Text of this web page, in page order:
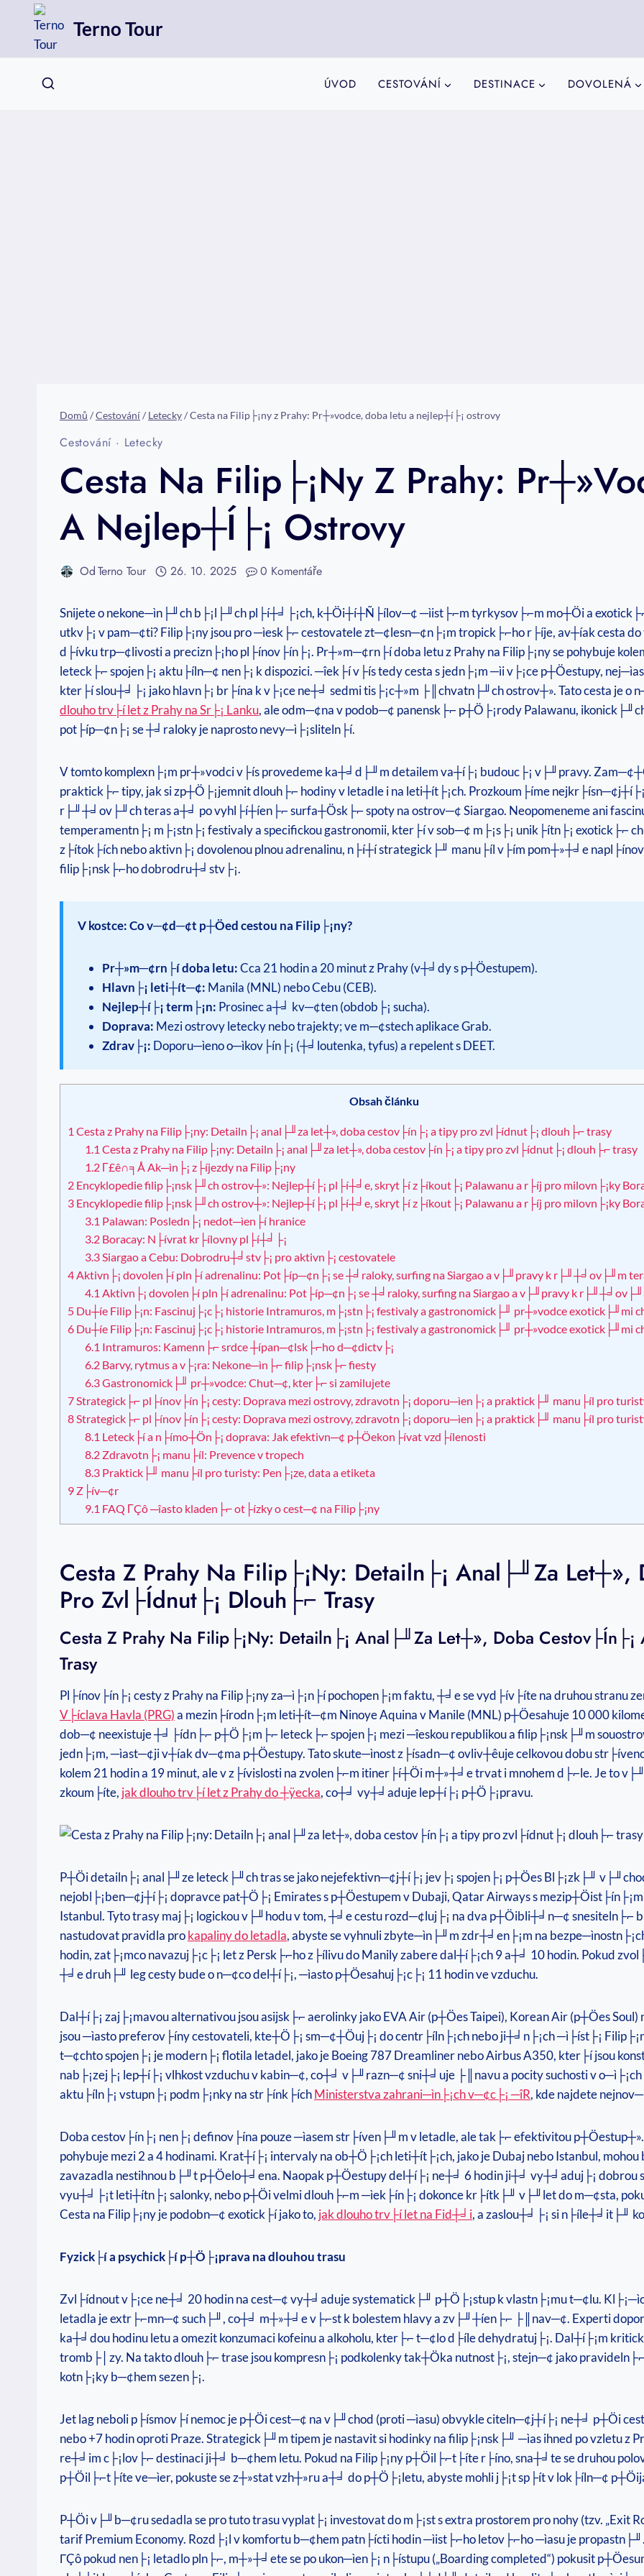
Přeskočit
Terno Tour
ÚVOD CESTOVÁNÍ DESTINACE DOVOLENÁ
Domů /Cestování/ Letecky/Cesta na Filip├¡ny z Prahy: Pr┼»vodce, doba letu a nejlep┼í├¡ ostrovy
Cestování · Letecky
Cesta Na Filip├¡ny Z Prahy:
A Nejlep┼í├¡ Ostrovy
OdTerno Tour 26. 10. 2025 0 Komentáře
Snijete o nekone─ìn├╜ch b├¡l├╜ch pl├í┼╛├¡ch, k┼Öi┼í┼Ñ├ílov─¢ ─ìist├⌐m tyrkysov├⌐m mo┼Öi a
utkv├¡ v pam─¢ti? Filip├¡ny jsou pro ─ìesk├⌐ cestovatele zt─¢lesn─¢n├¡m tropick├⌐ho r├íje, av┼íak cesta
d├ívku trp─¢livosti a precizn├¡ho pl├ínov├ín├¡. Pr┼»m─¢rn├í doba letu z Prahy na Filip├¡ny se pohybuje
leteck├⌐ spojen├¡ aktu├íln─¢ nen├¡ k dispozici. ─îek├í v├ís tedy cesta s jedn├¡m ─ìi v├¡ce p┼Öestupy,
kter├í slou┼╛├¡ jako hlavn├¡ br├ína k v├¡ce ne┼╛ sedmi tis├¡c┼»m ├║chvatn├╜ch ostrov┼». Tato cesta je
dlouho trv├í let z Prahy na Sr├¡ Lanku, ale odm─¢na v podob─¢ panensk├⌐ p┼Ö├¡rody Palawanu,
pot├íp─¢n├¡ se ┼╛raloky je naprosto nevy─ì├¡sliteln├í.
V tomto komplexn├¡m pr┼»vodci v├ís provedeme ka┼╛d├╜m detailem va┼í├¡ budouc├¡ v├╜pravy.
praktick├⌐ tipy, jak si zp┼Ö├¡jemnit dlouh├⌐ hodiny v letadle i na leti┼ít├¡ch. Prozkoum├íme
r├╜┼╛ov├╜ch teras a┼╛ po vyhl├í┼íen├⌐ surfa┼Ösk├⌐ spoty na ostrov─¢ Siargao. Neopomeneme ani
temperamentn├¡ m├¡stn├¡ festivaly a specifickou gastronomii, kter├í v sob─¢ m├¡s├¡ unik├ítn├¡
z├ítok├ích nebo aktivn├¡ dovolenou plnou adrenalinu, n├í┼í strategick├╜ manu├íl v├ím pom┼»┼╛e
filip├¡nsk├⌐ho dobrodru┼╛stv├¡.
V kostce: Co v─¢d─¢t p┼Öed cestou na Filip├¡ny?
Pr┼»m─¢rn├í doba letu:Cca 21 hodin a 20 minut z Prahy (v┼╛dy s p┼Öestupem).
Hlavn├¡ leti┼ít─¢: Manila (MNL) nebo Cebu (CEB).
Nejlep┼í├¡ term├¡n: Prosinec a┼╛ kv─¢ten (obdob├¡ sucha).
Doprava: Mezi ostrovy letecky nebo trajekty; ve m─¢stech aplikace Grab.
Zdrav├¡: Doporu─ìeno o─ìkov├ín├¡ (┼╛loutenka, tyfus) a repelent s DEET.
Obsah článku
1 Cesta z Prahy na Filip├¡ny: Detailn├¡ anal├╜za let┼», doba cestov├ín├¡ a tipy pro zvl├ídnut├¡ dlouh├⌐ trasy
1.1 Cesta z Prahy na Filip├¡ny: Detailn├¡ anal├╜za let┼», doba cestov├ín├¡ a tipy pro zvl├ídnut├¡ dlouh├⌐ trasy
1.2 Γ£ê∩╕Å Ak─ìn├¡ z├íjezdy na Filip├¡ny
2 Encyklopedie filip├¡nsk├╜ch ostrov┼»: Nejlep┼í├¡ pl├í┼╛e, skryt├í z├íkout├¡ Palawanu a r├íj pro milovn├¡ky
3 Encyklopedie filip├¡nsk├╜ch ostrov┼»: Nejlep┼í├¡ pl├í┼╛e, skryt├í z├íkout├¡ Palawanu a r├íj pro milovn├¡ky
3.1 Palawan: Posledn├¡ nedot─ìen├í hranice
3.2 Boracay: N├ívrat kr├ílovny pl├í┼╛├¡
3.3 Siargao a Cebu: Dobrodru┼╛stv├¡ pro aktivn├¡ cestovatele
4 Aktivn├¡ dovolen├í pln├í adrenalinu: Pot├íp─¢n├¡ se ┼╛raloky, surfing na Siargao a v├╜pravy k r├╜┼╛ov├╜m
4.1 Aktivn├¡ dovolen├í pln├í adrenalinu: Pot├íp─¢n├¡ se ┼╛raloky, surfing na Siargao a v├╜pravy k
5 Du┼íe Filip├¡n: Fascinuj├¡c├¡ historie Intramuros, m├¡stn├¡ festivaly a gastronomick├╜ pr┼»vodce exotick├╜mi
6 Du┼íe Filip├¡n: Fascinuj├¡c├¡ historie Intramuros, m├¡stn├¡ festivaly a gastronomick├╜ pr┼»vodce exotick├╜mi
6.1 Intramuros: Kamenn├⌐ srdce ┼ípan─¢lsk├⌐ho d─¢dictv├¡
6.2 Barvy, rytmus a v├¡ra: Nekone─ìn├⌐ filip├¡nsk├⌐ fiesty
6.3Gastronomick├╜ pr┼»vodce: Chut─¢, kter├⌐ si zamilujete
7 Strategick├⌐ pl├ínov├ín├¡ cesty: Doprava mezi ostrovy, zdravotn├¡ doporu─ìen├¡ a praktick├╜ manu├íl pro
8 Strategick├⌐ pl├ínov├ín├¡ cesty: Doprava mezi ostrovy, zdravotn├¡ doporu─ìen├¡ a praktick├╜ manu├íl pro
8.1 Leteck├í a n├ímo┼Ön├¡ doprava: Jak efektivn─¢ p┼Öekon├ívat vzd├ílenosti
8.2 Zdravotn├¡ manu├íl: Prevence v tropech
8.3 Praktick├╜ manu├íl pro turisty: Pen├¡ze, data a etiketa
9 Z├ív─¢r
9.1 FAQ ΓÇô ─îasto kladen├⌐ ot├ízky o cest─¢ na Filip├¡ny
Cesta Z Prahy Na Filip├¡ny: Detailn├¡ Anal├╜za Let┼»,
Pro Zvl├ídnut├¡ Dlouh├⌐ Trasy
Cesta Z Prahy Na Filip├¡ny: Detailn├¡ Anal├╜za Let┼», Doba
Trasy
Pl├ínov├ín├¡ cesty z Prahy na Filip├¡ny za─ì├¡n├í pochopen├¡m faktu, ┼╛e se vyd├ív├íte na druhou stranu
V├íclava Havla (PRG)a mezin├írodn├¡m leti┼ít─¢m Ninoye Aquina v Manile (MNL) p┼Öesahuje 10 000
dob─¢ neexistuje ┼╛├ídn├⌐ p┼Ö├¡m├⌐ leteck├⌐ spojen├¡ mezi ─îeskou republikou a filip├¡nsk├╜m
jedn├¡m, ─ìast─¢ji v┼íak dv─¢ma p┼Öestupy. Tato skute─ìnost z├ísadn─¢ ovliv┼êuje celkovou dobu
kolem 21 hodin a 19 minut, ale v z├ívislosti na zvolen├⌐m itiner├í┼Öi m┼»┼╛e trvat i mnohem d├⌐le. Je to
zkoum├íte, jak dlouho trv├í let z Prahy do ┼ÿecka, co┼╛ vy┼╛aduje lep┼í├¡ p┼Ö├¡pravu.
P┼Öi detailn├¡ anal├╜ze leteck├╜ch tras se jako nejefektivn─¢j┼í├¡ jev├¡ spojen├¡ p┼Öes Bl├¡zk├╜
nejobl├¡ben─¢j┼í├¡ dopravce pat┼Ö├¡ Emirates s p┼Öestupem v Dubaji, Qatar Airways s
Istanbul. Tyto trasy maj├¡ logickou v├╜hodu v tom, ┼╛e cestu rozd─¢luj├¡ na dva p┼Öibli┼╛n─¢ snesiteln├⌐
nastudovat pravidla prokapaliny do letadla, abyste se vyhnuli zbyte─ìn├╜m zdr┼╛en├¡m na
hodin, zat├¡mco navazuj├¡c├¡ let z Persk├⌐ho z├ílivu do Manily zabere dal┼í├¡ch 9 a┼╛ 10 hodin. Pokud
┼╛e druh├╜ leg cesty bude o n─¢co del┼í├¡, ─ìasto p┼Öesahuj├¡c├¡ 11 hodin ve vzduchu.
Dal┼í├¡ zaj├¡mavou alternativou jsou asijsk├⌐ aerolinky jako EVA Air (p┼Öes Taipei), Korean Air (p┼Öes
jsou ─ìasto preferov├íny cestovateli, kte┼Ö├¡ sm─¢┼Öuj├¡ do centr├íln├¡ch nebo ji┼╛n├¡ch ─ì├íst├¡
t─¢chto spojen├¡ je modern├¡ flotila letadel, jako je Boeing 787 Dreamliner nebo Airbus A350, kter├í jsou
nab├¡zej├¡ lep┼í├¡ vlhkost vzduchu v kabin─¢, co┼╛ v├╜razn─¢ sni┼╛uje ├║navu a pocity suchosti v
aktu├íln├¡ vstupn├¡ podm├¡nky na str├ínk├íchMinisterstva zahrani─ìn├¡ch v─¢c├¡ ─îR, kde najdete
Doba cestov├ín├¡ nen├¡ definov├ína pouze ─ìasem str├íven├╜m v letadle, ale tak├⌐ efektivitou
pohybuje mezi 2 a 4 hodinami. Krat┼í├¡ intervaly na ob┼Ö├¡ch leti┼ít├¡ch, jako je Dubaj nebo Istanbul,
zavazadla nestihnou b├╜t p┼Öelo┼╛ena. Naopak p┼Öestupy del┼í├¡ ne┼╛ 6 hodin ji┼╛ vy┼╛aduj├¡ dobrou
vyu┼╛├¡t leti┼ítn├¡ salonky, nebo p┼Öi velmi dlouh├⌐m ─ìek├ín├¡ dokonce kr├ítk├╜ v├╜let do m─¢sta,
Cesta na Filip├¡ny je podobn─¢ exotick├í jako to, jak dlouho trv├í let na Fid┼╛i, a zaslou┼╛├¡ si n├íle┼╛it├╜
Fyzick├í a psychick├í p┼Ö├¡prava na dlouhou trasu
Zvl├ídnout v├¡ce ne┼╛ 20 hodin na cest─¢ vy┼╛aduje systematick├╜ p┼Ö├¡stup k vlastn├¡mu t─¢lu.
letadla je extr├⌐mn─¢ such├╜, co┼╛ m┼»┼╛e v├⌐st k bolestem hlavy a zv├╜┼íen├⌐ ├║nav─¢. Experti
ka┼╛dou hodinu letu a omezit konzumaci kofeinu a alkoholu, kter├⌐ t─¢lo d├íle dehydratuj├¡. Dal┼í├¡m
tromb├│zy. Na takto dlouh├⌐ trase jsou kompresn├¡ podkolenky tak┼Öka nutnost├¡, stejn─¢ jako
kotn├¡ky b─¢hem sezen├¡.
Jet lag neboli p├ísmov├í nemoc je p┼Öi cest─¢ na v├╜chod (proti ─ìasu) obvykle citeln─¢j┼í├¡ ne┼╛ p┼Öi
nebo +7 hodin oproti Praze. Strategick├╜m tipem je nastavit si hodinky na filip├¡nsk├╜ ─ìas ihned po vzletu z
re┼╛im c├¡lov├⌐ destinaci ji┼╛ b─¢hem letu. Pokud na Filip├¡ny p┼Öil├⌐t├íte r├íno, sna┼╛te se druhou
p┼Öil├⌐t├íte ve─ìer, pokuste se z┼»stat vzh┼»ru a┼╛ do p┼Ö├¡letu, abyste mohli j├¡t sp├ít v lok├íln─¢
P┼Öi v├╜b─¢ru sedadla se pro tuto trasu vyplat├¡ investovat do m├¡st s extra prostorem pro nohy (tzv. „Exit
tarif Premium Economy. Rozd├¡l v komfortu b─¢hem patn├ícti hodin ─ìist├⌐ho letov├⌐ho ─ìasu je
ΓÇô pokud nen├¡ letadlo pln├⌐, m┼»┼╛ete se po ukon─ìen├¡ n├ístupu („Boarding completed“) pokusit